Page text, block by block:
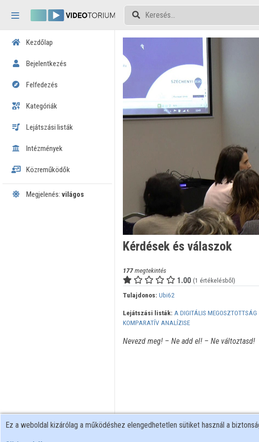
Tartalom kihagyása
Kezdőlap
Bejelentkezés
Felfedezés
Kategóriák
Lejátszási listák
Intézmények
Közreműködők
Megjelenés: világos
Kérdések és válaszok
177megtekintés
1.00 (1 értékelésből)
Tulajdonos: Ubi62
Lejátszási listák: A DIGITÁLIS MEGOSZTOTTSÁG
KOMPARATÍV ANALÍZISE
Nevezd meg! – Ne add el! – Ne változtasd!
Ez a weboldal kizárólag a működéshez elengedhetetlen sütiket használ a